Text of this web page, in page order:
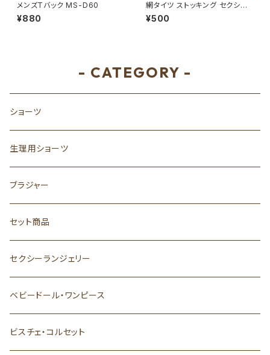
メンズTバック MS-D60
¥880
網タイツ ストッキング セクシー
L3094
¥500
- CATEGORY -
ショーツ
生理用ショーツ
ブラジャー
セット商品
セクシーランジェリー
ベビードール・ワンピース
ビスチェ・コルセット